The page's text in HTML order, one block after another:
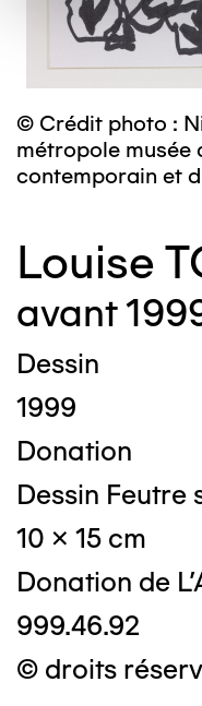
© Crédit photo :
métropole musée
contemporain et
Louise
avant
Dessin
1999
Donation
Dessin Feutre
10 x 15 cm
Donation de
999.46.92
© droits